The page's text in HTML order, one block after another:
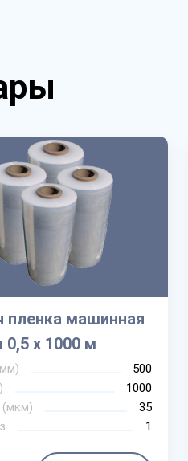
пленка машинная
х 1000 м
500
1000
35
1